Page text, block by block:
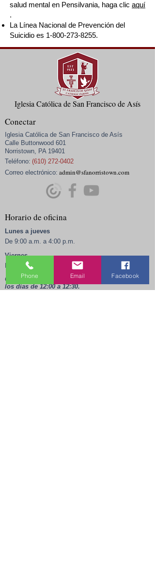
salud mental en Pensilvania, haga clic aquí
.
La Línea Nacional de Prevención del
Suicidio es 1-800-273-8255.
Iglesia Católica de San Francisco de Asís
Conectar
Iglesia Católica de San Francisco de Asís
Calle Buttonwood 601
Norristown, PA 19401
Teléfono: (610) 272-0402
Correo electrónico: admin@sfanorristown.com
Horario de oficina
Lunes a jueves
De 9:00 a.m. a 4:00 p.m.
Viernes
De 9:00 a.m. a 12:00.
Cerrado los fines de semana, festivos y todos
los días de 12:00 a 12:30.
Phone Email Facebook